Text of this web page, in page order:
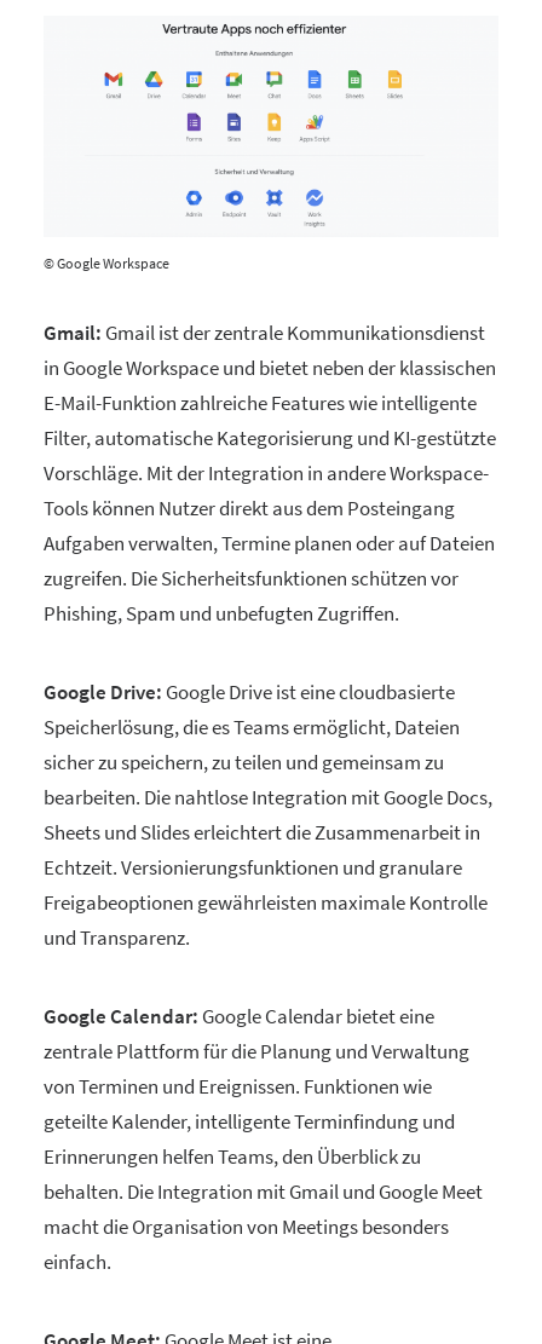
© Google Workspace
Gmail: Gmail ist der zentrale Kommunikationsdienst
in Google Workspace und bietet neben der klassischen
E-Mail-Funktion zahlreiche Features wie intelligente
Filter, automatische Kategorisierung und KI-gestützte
Vorschläge. Mit der Integration in andere Workspace-
Tools können Nutzer direkt aus dem Posteingang
Aufgaben verwalten, Termine planen oder auf Dateien
zugreifen. Die Sicherheitsfunktionen schützen vor
Phishing, Spam und unbefugten Zugriffen.
Google Drive: Google Drive ist eine cloudbasierte
Speicherlösung, die es Teams ermöglicht, Dateien
sicher zu speichern, zu teilen und gemeinsam zu
bearbeiten. Die nahtlose Integration mit Google Docs,
Sheets und Slides erleichtert die Zusammenarbeit in
Echtzeit. Versionierungsfunktionen und granulare
Freigabeoptionen gewährleisten maximale Kontrolle
und Transparenz.
Google Calendar: Google Calendar bietet eine
zentrale Plattform für die Planung und Verwaltung
von Terminen und Ereignissen. Funktionen wie
geteilte Kalender, intelligente Terminfindung und
Erinnerungen helfen Teams, den Überblick zu
behalten. Die Integration mit Gmail und Google Meet
macht die Organisation von Meetings besonders
einfach.